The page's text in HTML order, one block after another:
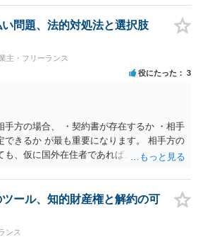
明確に位置付け、サーフィンや農業体験、
ィは、旅行商品ではなく授業に付随した無
整理すること。 ・宿泊・交通・レンタカー
にクライアント本人と事業者の間で完結
や支払の代理・媒介・取次・窓口を担わ
責条項では、①講師は旅行業者ではなく運
者とは独立した立場であること、②参加者
加は自己の判断と責任によること、③講師
範囲で事故等についての責任を限定するこ
りは意識して書類等を作成された方がよろ
場で個別具体的な内容に従って回答するの
資料などを持参の上、弁護士の相談される
問題、法的対処法と選択肢
主・フリーランス
役にたった 3
手方の場合、 ・契約書が存在するか ・相手
できるか が最も重要になります。 相手方の
も、仮に国外在住者であれば、当該国の弁
外弁護士は一般的に、日本の弁護士よりも
用倒れになる可能性も高いです。 公開の場
限界がありますので、詳細は別途お問合せ
ます。
ール、知的財産権と解約の可
ンス